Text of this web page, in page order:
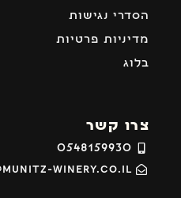
הסדרי נגישות
מדיניות פרטיות
צרו קשר
0548159930
itai@munitz-winery.co.il